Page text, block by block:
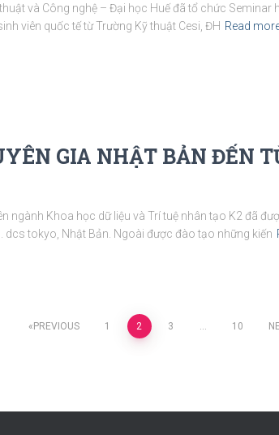
và Công nghệ – Đại học Huế đã tổ chức Seminar
viên quốc tế từ Trường Kỹ thuật Cesi, ĐH Read
GIA NHẬT BẢN ĐẾN
ngành Khoa học dữ liệu và Trí tuệ nhân tạo K2 đã
dcs tokyo, Nhật Bản. Ngoài được đào tạo những kiến
PREVIOUS 1 2 3 … 10